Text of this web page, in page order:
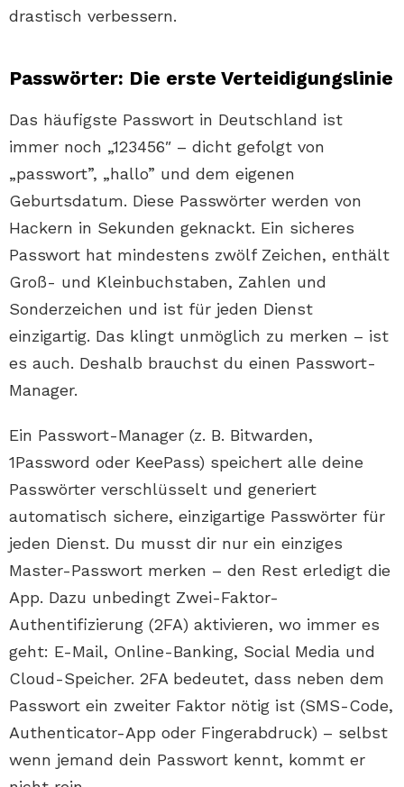
drastisch verbessern.
Passwörter: Die erste Verteidigungslinie
Das häufigste Passwort in Deutschland ist
immer noch „123456″ – dicht gefolgt von
„passwort”, „hallo” und dem eigenen
Geburtsdatum. Diese Passwörter werden von
Hackern in Sekunden geknackt. Ein sicheres
Passwort hat mindestens zwölf Zeichen, enthält
Groß- und Kleinbuchstaben, Zahlen und
Sonderzeichen und ist für jeden Dienst
einzigartig. Das klingt unmöglich zu merken – ist
es auch. Deshalb brauchst du einen Passwort-
Manager.
Ein Passwort-Manager (z. B. Bitwarden,
1Password oder KeePass) speichert alle deine
Passwörter verschlüsselt und generiert
automatisch sichere, einzigartige Passwörter für
jeden Dienst. Du musst dir nur ein einziges
Master-Passwort merken – den Rest erledigt die
App. Dazu unbedingt Zwei-Faktor-
Authentifizierung (2FA) aktivieren, wo immer es
geht: E-Mail, Online-Banking, Social Media und
Cloud-Speicher. 2FA bedeutet, dass neben dem
Passwort ein zweiter Faktor nötig ist (SMS-Code,
Authenticator-App oder Fingerabdruck) – selbst
wenn jemand dein Passwort kennt, kommt er